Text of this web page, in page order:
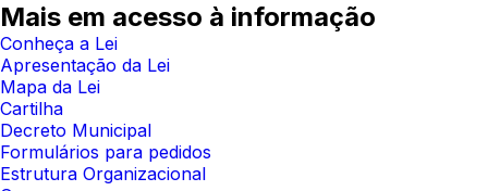
Mais em acesso à informação
Conheça a Lei
Apresentação da Lei
Mapa da Lei
Cartilha
Decreto Municipal
Formulários para pedidos
Estrutura Organizacional